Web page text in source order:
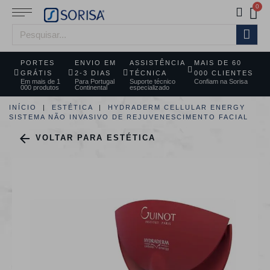
PORTES
GRÁTIS
Em mais de 1
000 produtos
ENVIO EM
2-3 DIAS
Para Portugal
Continental
ASSISTÊNCIA
TÉCNICA
Suporte técnico
especializado
MAIS DE 60
000 CLIENTES
Confiam na Sorisa
INÍCIO ESTÉTICA
HYDRADERM CELLULAR ENERGY
SISTEMA NÃO INVASIVO DE REJUVENESCIMENTO FACIAL
 VOLTAR PARA ESTÉTICA